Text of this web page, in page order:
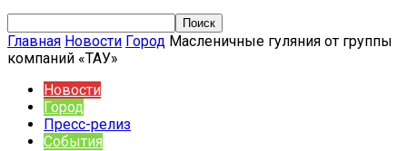
Главная Новости Город Масленичные гуляния от группы
компаний «ТАУ»
Новости
Город
Пресс-релиз
События